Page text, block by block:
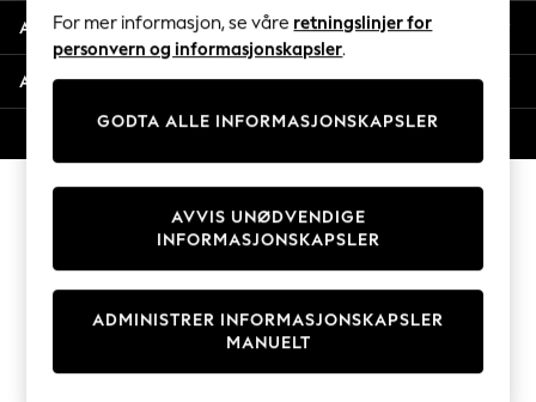
Trending: Clogs
Toy Story
THE SET
Coats & Jackets
Sweatshirts & Hoodies
Knitwear
Cardigans
Dresses
Sets & Outfits
T-Shirts
Avdelinger
Andre tjenester
For mer informasjon, se våre retningslinjer for
personvern og informasjonskapsler.
GODTA ALLE INFORMASJONSKAPSLER
ADMINISTRER INFORMASJONSKAPSLER
MANUELT
AVVIS UNØDVENDIGE
INFORMASJONSKAPSLER